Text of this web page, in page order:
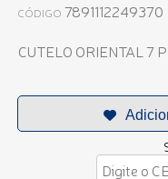
CÓDIGO 7891112249370
CUTELO ORIENTAL 7